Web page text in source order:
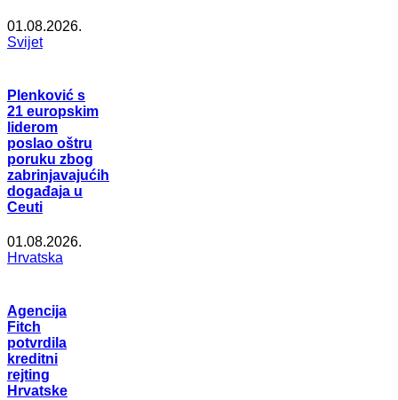
01.08.2026.
Svijet
Plenković s
21 europskim
liderom
poslao oštru
poruku zbog
zabrinjavajućih
događaja u
Ceuti
01.08.2026.
Hrvatska
Agencija
Fitch
potvrdila
kreditni
rejting
Hrvatske